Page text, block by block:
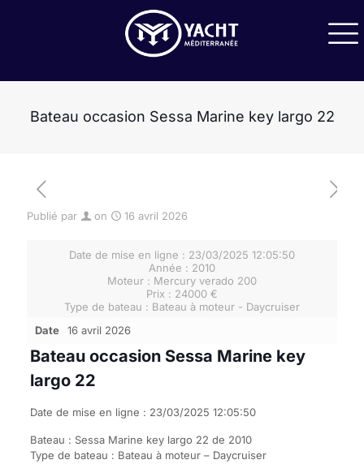
Bateau occasion Sessa Marine key largo 22
Publié par on
16 avril 2026
Date de mise en ligne : 23/03/2025 12:05:50
Année : 2010
Moteur : Mercury verado 200
Prix : 24000 €
Type de bateau : Bateau à moteur - Daycruiser
Date
16 avril 2026
Bateau occasion Sessa Marine key
largo 22
Date de mise en ligne : 23/03/2025 12:05:50
Bateau : Sessa Marine key largo 22 de 2010
Type de bateau : Bateau à moteur – Daycruiser